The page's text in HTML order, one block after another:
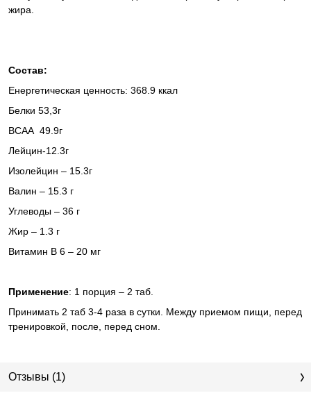
жира.
Состав:
Енергетическая ценность: 368.9 ккал
Белки 53,3г
ВСАА 49.9г
Лейцин-12.3г
Изолейцин – 15.3г
Валин – 15.3 г
Углеводы – 36 г
Жир – 1.3 г
Витамин В 6 – 20 мг
Применение: 1 порция – 2 таб.
Принимать 2 таб 3-4 раза в сутки. Между приемом пищи, перед
тренировкой, после, перед сном.
Отзывы (1)